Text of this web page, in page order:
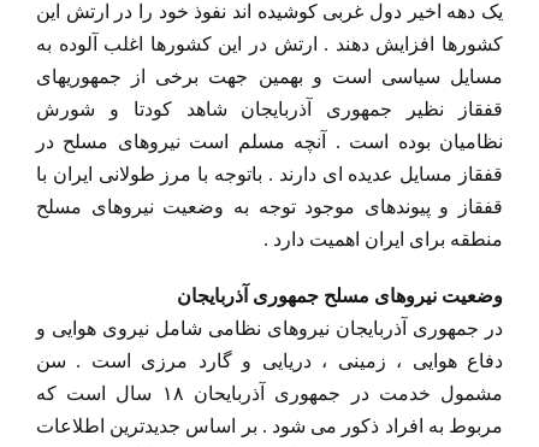
یک دهه اخیر دول غربی کوشیده اند نفوذ خود را در ارتش این
کشورها افزایش دهند . ارتش در این کشورها اغلب آلوده به
مسایل سیاسی است و بهمین جهت برخی از جمهوریهای
قفقاز نظیر جمهوری آذربایجان شاهد کودتا و شورش
نظامیان بوده است . آنچه مسلم است نیروهای مسلح در
قفقاز مسایل عدیده ای دارند . باتوجه با مرز طولانی ایران با
قفقاز و پیوندهای موجود توجه به وضعیت نیروهای مسلح
منطقه برای ایران اهمیت دارد .
وضعیت نیروهای مسلح جمهوری آذربایجان
در جمهوری آذربایجان نیروهای نظامی شامل نیروی هوایی و
دفاع هوایی ، زمینی ، دریایی و گارد مرزی است . سن
مشمول خدمت در جمهوری آذربایحان ۱۸ سال است که
مربوط به افراد ذکور می شود . بر اساس جدیدترین اطلاعات